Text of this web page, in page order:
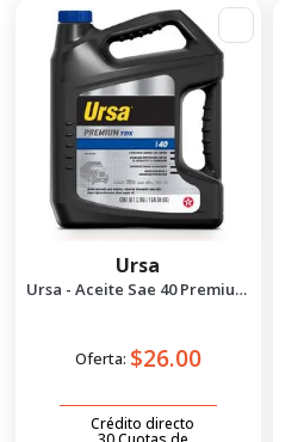
Ursa
Ursa - Aceite Sae 40 Premium
Oferta: $26.00
Crédito directo